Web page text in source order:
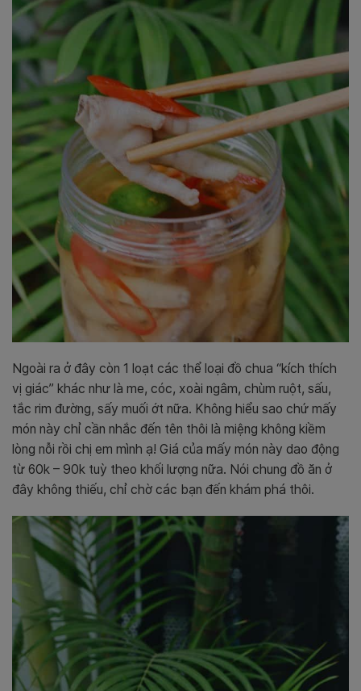
Ngoài ra ở đây còn 1 loạt các thể loại đồ chua “kích thích
vị giác” khác như là me, cóc, xoài ngâm, chùm ruột, sấu,
tắc rim đường, sấy muối ớt nữa. Không hiểu sao chứ mấy
món này chỉ cần nhắc đến tên thôi là miệng không kiềm
lòng nỗi rồi chị em mình ạ! Giá của mấy món này dao động
từ 60k – 90k tuỳ theo khối lượng nữa. Nói chung đồ ăn ở
đây không thiếu, chỉ chờ các bạn đến khám phá thôi.